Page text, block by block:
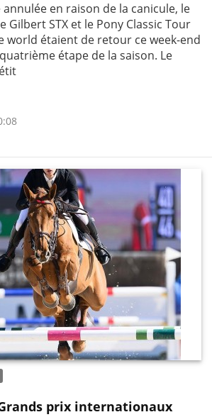
en raison de la canicule, le
Gilbert STX et le Pony Classic Tour
world étaient de retour ce week-end
étape de la saison. Le
prix internationaux